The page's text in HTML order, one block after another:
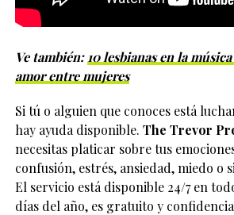
Ve también: 10 lesbianas en la
amor entre mujeres
Si tú o alguien que conoces está
hay ayuda disponible. The Trevor
necesitas platicar sobre tus
confusión, estrés, ansiedad, miedo o
El servicio está disponible 24/7 en
días del año, es gratuito y